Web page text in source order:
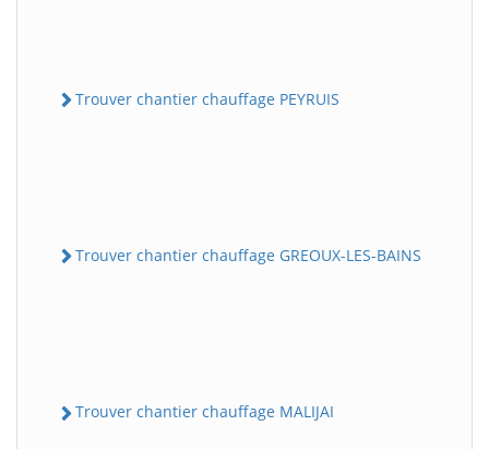
Trouver chantier chauffage PEYRUIS
Trouver chantier chauffage GREOUX-LES-BAINS
Trouver chantier chauffage MALIJAI